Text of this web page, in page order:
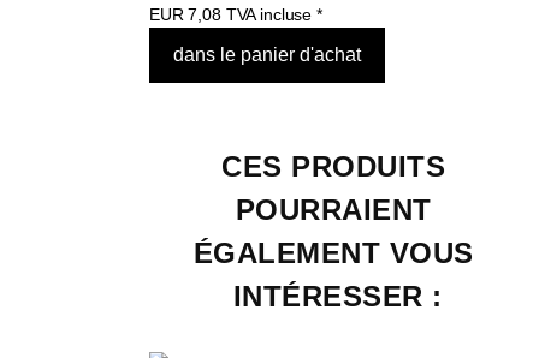
EUR7,08 TVA incluse *
CES PRODUITS
POURRAIENT
ÉGALEMENT VOUS
INTÉRESSER :